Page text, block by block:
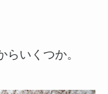
いくつか。